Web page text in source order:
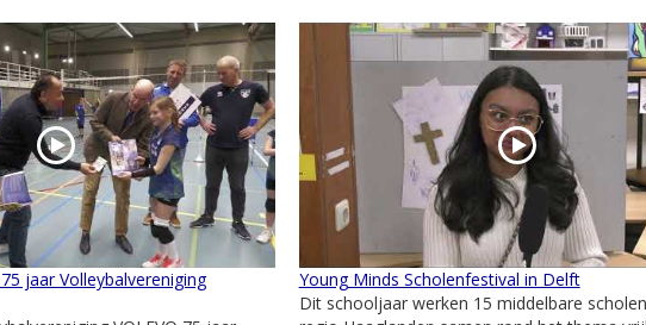
jaar Volleybalvereniging
Young Minds Scholenfestival in Delft
Dit schooljaar werken 15 middelbare